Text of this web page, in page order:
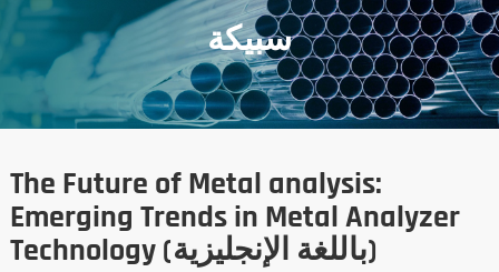
المدوّنة
عنا نحن
الاتصال
سبيكة
The Future of Metal analysis:
Emerging Trends in Metal Analyzer
Technology (باللغة الإنجليزية)